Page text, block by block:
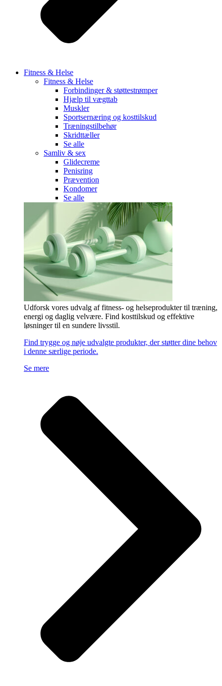
Fitness & Helse
Fitness & Helse
Forbindinger & støttestrømper
Hjælp til vægttab
Muskler
Sportsernæring og kosttilskud
Træningstilbehør
Skridttæller
Se alle
Samliv & sex
Glidecreme
Penisring
Prævention
Kondomer
Se alle
Udforsk vores udvalg af fitness- og helseprodukter til træning,
energi og daglig velvære. Find kosttilskud og effektive
løsninger til en sundere livsstil.
Find trygge og nøje udvalgte produkter, der støtter dine behov
i denne særlige periode.
Se mere